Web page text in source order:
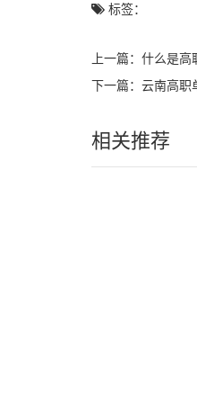
标签：
上一篇： 什么是高
下一篇： 云南高职
相关推荐